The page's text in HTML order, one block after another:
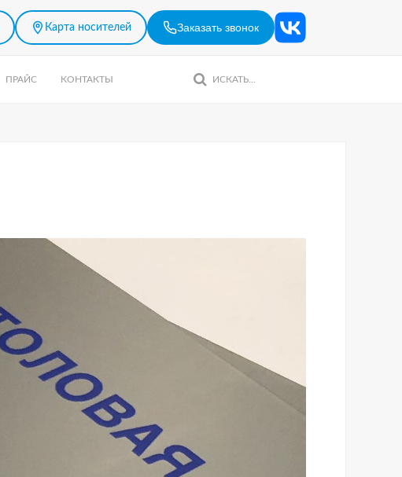
Карта носителей Заказать звонок
ПРАЙС КОНТАКТЫ